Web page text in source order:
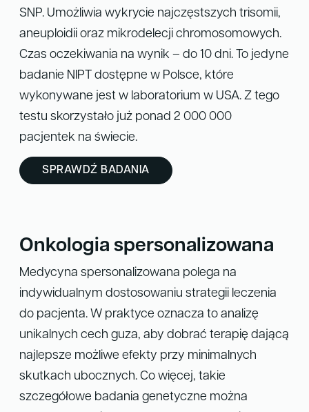
SNP. Umożliwia wykrycie najczęstszych trisomii,
aneuploidii oraz mikrodelecji chromosomowych.
Czas oczekiwania na wynik – do 10 dni. To jedyne
badanie NIPT dostępne w Polsce, które
wykonywane jest w laboratorium w USA. Z tego
testu skorzystało już ponad 2 000 000
pacjentek na świecie.
SPRAWDŹ BADANIA
Onkologia spersonalizowana
Medycyna spersonalizowana polega na
indywidualnym dostosowaniu strategii leczenia
do pacjenta. W praktyce oznacza to analizę
unikalnych cech guza, aby dobrać terapię dającą
najlepsze możliwe efekty przy minimalnych
skutkach ubocznych. Co więcej, takie
szczegółowe badania genetyczne można